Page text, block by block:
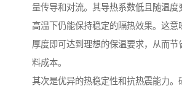
量传导和对流。其导热系数低且随温度
高温下仍能保持稳定的隔热效果。这意
厚度即可达到理想的保温要求，从而节
料成本。
其次是优异的热稳定性和抗热震能力。